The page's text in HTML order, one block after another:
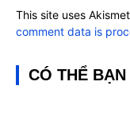
This site uses
comment data is
CÓ THỂ